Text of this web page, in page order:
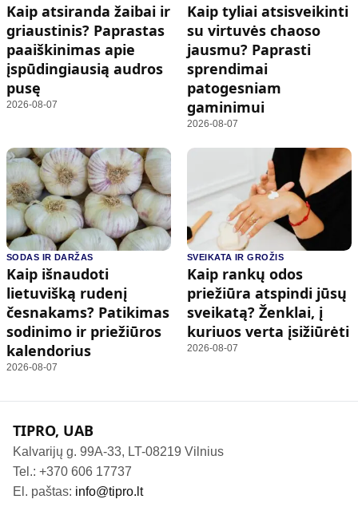
Kaip atsiranda žaibai ir
griaustinis? Paprastas
paaiškinimas apie
įspūdingiausią audros
pusę
2026-08-07
Kaip tyliai atsisveikinti
su virtuvės chaoso
jausmu? Paprasti
sprendimai
patogesniam
gaminimui
2026-08-07
SODAS IR DARŽAS
Kaip išnaudoti
lietuvišką rudenį
česnakams? Patikimas
sodinimo ir priežiūros
kalendorius
2026-08-07
SVEIKATA IR GROŽIS
Kaip rankų odos
priežiūra atspindi jūsų
sveikatą? Ženklai, į
kuriuos verta įsižiūrėti
2026-08-07
TIPRO, UAB
Kalvarijų g. 99A-33, LT-08219 Vilnius
Tel.: +370 606 17737
El. paštas: info@tipro.lt